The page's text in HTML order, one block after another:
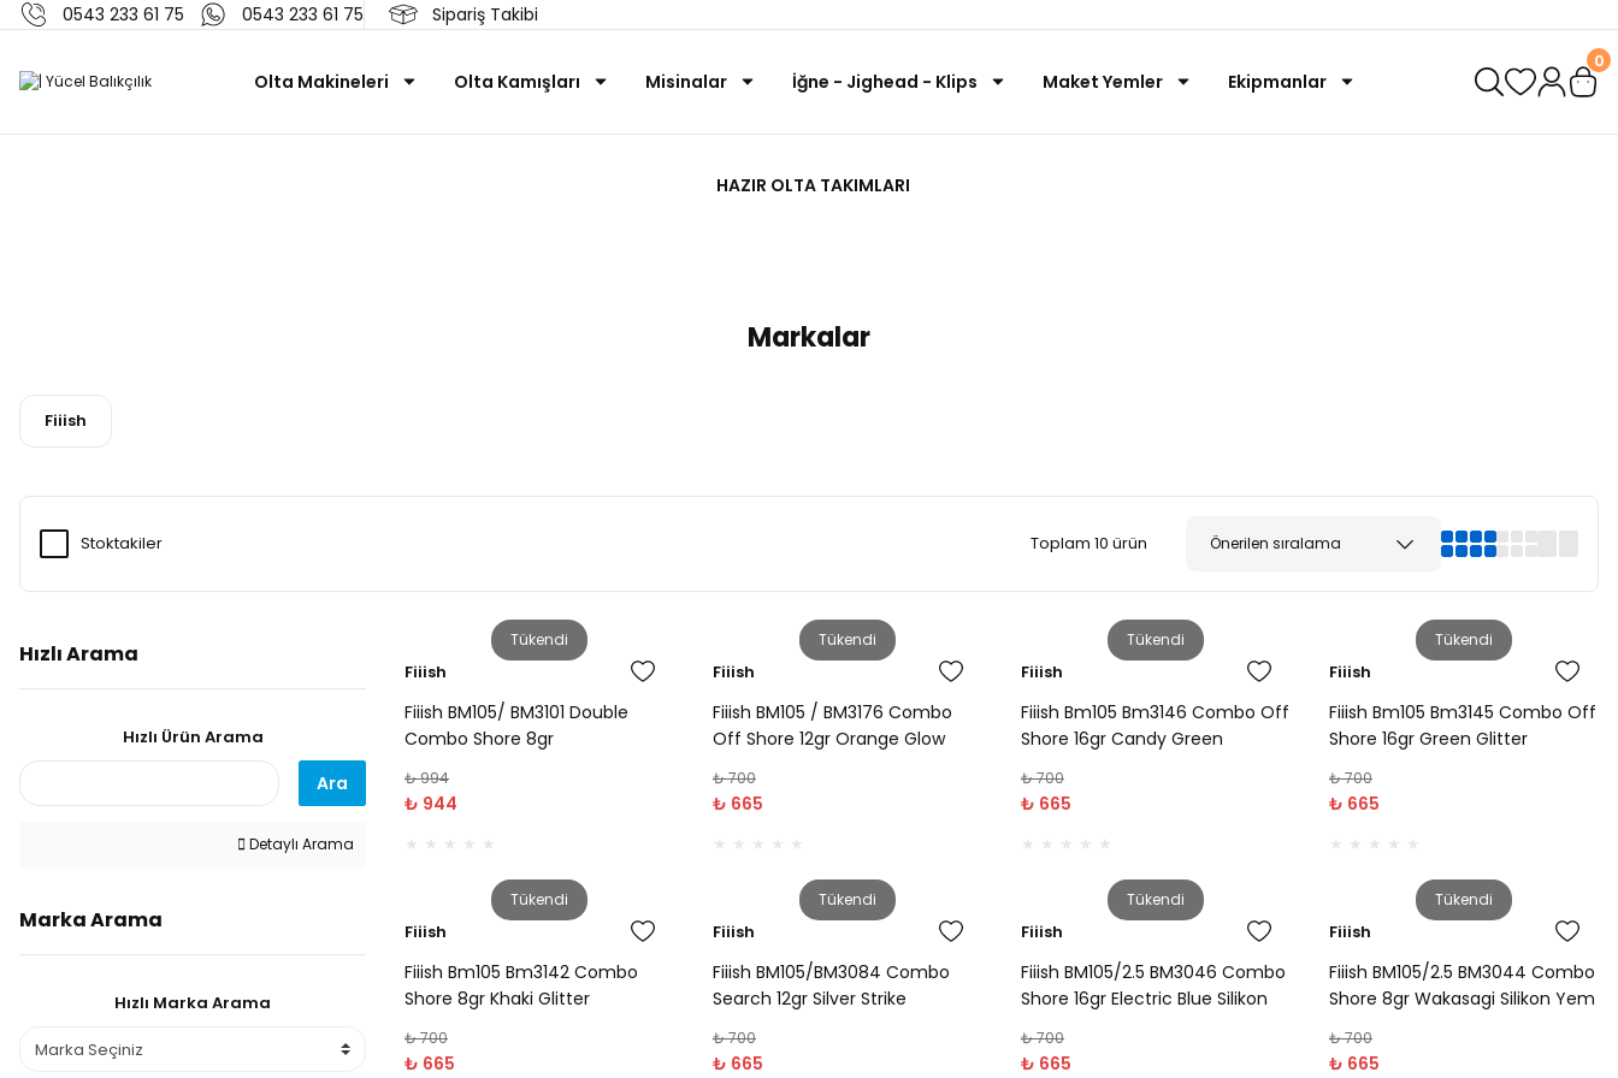
0543 233 61 75 0543 233 61 75 Sipariş Takibi
Olta Makineleri Olta Kamışları Misinalar İğne - Jighead - Klips Maket Yemler Ekipmanlar
HAZIR OLTA TAKIMLARI
0
Markalar
Fiiish
Stoktakiler Toplam 10 ürün
Hızlı Arama
Hızlı Ürün Arama
Ara
Detaylı Arama
Marka Arama
Hızlı Marka Arama
Tükendi
Fiiish
Fiiish BM105/ BM3101 Double
Combo Shore 8gr
₺ 994
₺ 944
Tükendi
Fiiish
Fiiish BM105 / BM3176 Combo
Off Shore 12gr Orange Glow
₺ 700
₺ 665
Tükendi
Fiiish
Fiiish Bm105 Bm3146 Combo Off
Shore 16gr Candy Green
₺ 700
₺ 665
Tükendi
Fiiish
Fiiish Bm105 Bm3145 Combo Off
Shore 16gr Green Glitter
₺ 700
₺ 665
Tükendi
Fiiish
Fiiish Bm105 Bm3142 Combo
Shore 8gr Khaki Glitter
₺ 700
₺ 665
Tükendi
Fiiish
Fiiish BM105/BM3084 Combo
Search 12gr Silver Strike
₺ 700
₺ 665
Tükendi
Fiiish
Fiiish BM105/2.5 BM3046 Combo
Shore 16gr Electric Blue Silikon
₺ 700
₺ 665
Tükendi
Fiiish
Fiiish BM105/2.5 BM3044 Combo
Shore 8gr Wakasagi Silikon Yem
₺ 700
₺ 665